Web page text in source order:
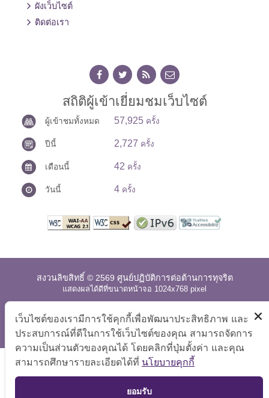
ผังเว็บไซต์
ติดต่อเรา
สถิติผู้เข้าเยี่ยมชมเว็บไซต์
ผู้เข้าชมทั้งหมด 57,925 ครั้ง
ปีนี้ 2,727 ครั้ง
เดือนนี้ 42 ครั้ง
วันนี้ 4 ครั้ง
สงวนลิขสิทธิ์ © 2569 ศูนย์ปฏิบัติการต่อต้านการทุจริต
แสดงผลได้ดีที่ขนาดหน้าจอ 1024x768 pixel
แผนผังเว็บไซต์ คำถามที่พบบ่อย นโยบายเว็บไซต์
|
การปฏิเสธความรับผิด
TOP
เว็บไซต์ของเรามีการใช้คุกกี้เพื่อพัฒนาประสิทธิภาพ และ
ประสบการณ์ที่ดีในการใช้เว็บไซต์ของคุณ สามารถจัดการ
ความเป็นส่วนตัวของคุณได้ โดยคลิกที่ปุ่มตั้งค่า และคุณ
สามารถศึกษารายละเอียดได้ที่ นโยบายคุกกี้
ยอมรับ